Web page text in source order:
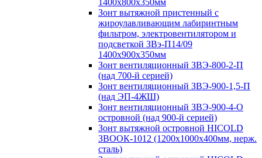
1400х800х350мм
Зонт вытяжной пристенный с
жироулавливающим лабиринтным
фильтром, электровентилятором и
подсветкой ЗВэ-П14/09
1400х900х350мм
Зонт вентиляционный ЗВЭ-800-2-П
(над 700-й серией)
Зонт вентиляционный ЗВЭ-900-1,5-П
(над ЭП-4ЖШ)
Зонт вентиляционный ЗВЭ-900-4-О
островной (над 900-й серией)
Зонт вытяжной островной HICOLD
ЗВООК-1012 (1200х1000х400мм, нерж.
сталь)